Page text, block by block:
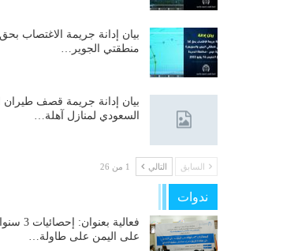
منطقتي الجوير…
بيان إدانة جريمة قصف طيران
السعودي لمنازل آهلة…
السابق التالي 1 من 26
ندوات
فعالية
على اليمن على طاولة…